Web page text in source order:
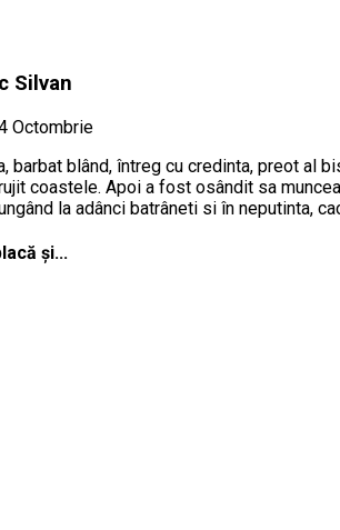
Silvan
Octombrie
barbat blând, întreg cu credinta, preot al
coastele. Apoi a fost osândit sa
la adânci batrâneti si în neputinta,
și...